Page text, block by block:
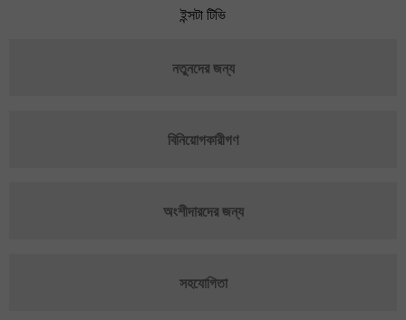
ইন্সটা টিভি
নতুনদের জন্য
বিনিয়োগকারীগণ
অংশীদারদের জন্য
সহযোগিতা